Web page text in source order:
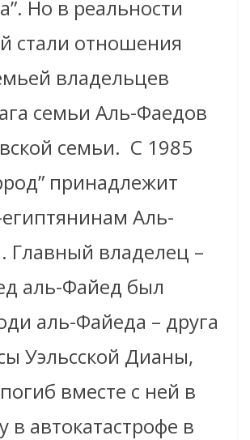
Но в реальности
стали отношения
владельцев
семьи Аль-Фаедов
семьи. С 1985
принадлежит
Аль-
Главный владелец –
аль-Файед был
аль-Файеда – друга
Уэльсской Дианы,
вместе с ней в
в автокатастрофе в